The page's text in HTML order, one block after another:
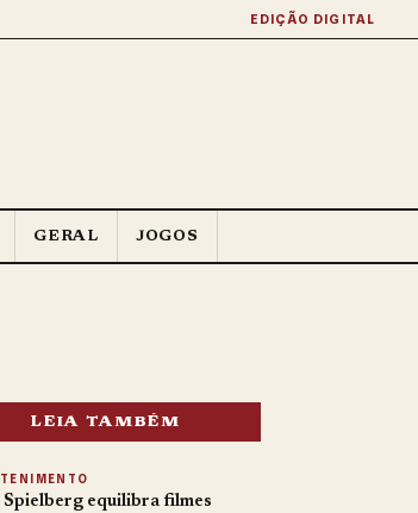
EDIÇÃO DIGITAL
GERAL JOGOS
LEIA TAMBÉM
Spielberg equilibra filmes